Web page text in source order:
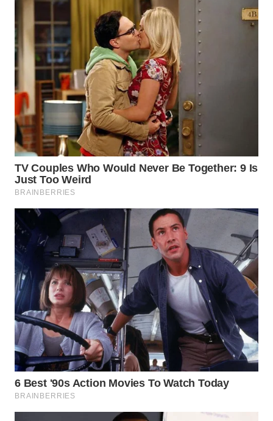
TAPANULI
SELATAN
WN
TANJUNG
LESUNG
WN
KARO
WN
SIMALUNGUN
LABUHANBATU
WN
TAPANULI
TENGAH
WN DELI
SERDANG
WN
TEBING
TINGGI